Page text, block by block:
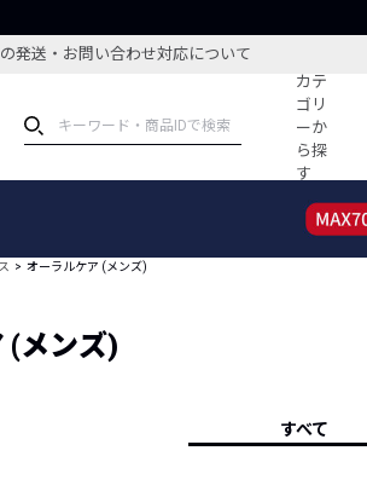
発送・お問い合わせ対応について
カテ
ゴリ
ーか
ら探
す
特集記事
オーラルケア (メンズ)
(メンズ)
すべて